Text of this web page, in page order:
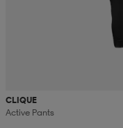
CLIQUE
Active Pants